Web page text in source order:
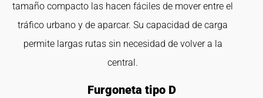
tamaño compacto las hacen fáciles de mover entre el
tráfico urbano y de aparcar. Su capacidad de carga
permite largas rutas sin necesidad de volver a la
central.
Furgoneta tipo D